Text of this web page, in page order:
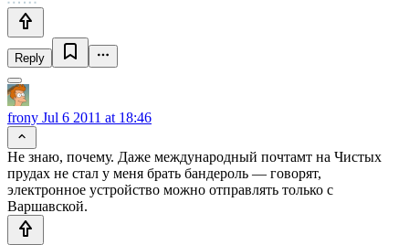
Reply
frony Jul 6 2011 at 18:46
Не знаю, почему. Даже международный почтамт на Чистых
прудах не стал у меня брать бандероль — говорят,
электронное устройство можно отправлять только с
Варшавской.